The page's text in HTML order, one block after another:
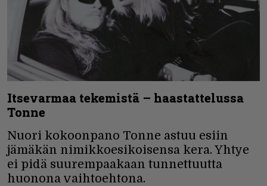
Itsevarmaa tekemistä – haastattelussa
Tonne
Nuori kokoonpano Tonne astuu esiin
jämäkän nimikkoesikoisensa kera. Yhtye
ei pidä suurempaakaan tunnettuutta
huonona vaihtoehtona.